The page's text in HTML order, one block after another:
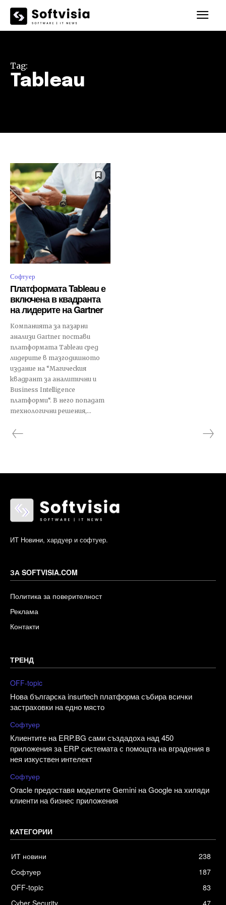
Tag:
Tableau
Софтуер
Платформата Tableau е
включена в квадранта
на лидерите на Gartner
Компанията за пазарни
анализи Gartner постави
платформата Tableau сред
лидерите в тазгодишното
издание на “Магическия
квадрант за аналитични и
Business Intelligence
платформи“. В него попадат
технологични решения,...
ИТ Новини, хардуер и софтуер.
ЗА SOFTVISIA.COM
Политика за поверителност
Реклама
Контакти
ТРЕНД
OFF-topic
Нова българска insurtech платформа събира всички
застраховки на едно място
Софтуер
Клиентите на ERP.BG сами създадоха над 450
приложения за ERP системата с помощта на вградения в
нея изкуствен интелект
Софтуер
Oracle предоставя моделите Gemini на Google на хиляди
клиенти на бизнес приложения
КАТЕГОРИИ
ИТ новини
238
Софтуер
187
OFF-topic
83
Cyber Security
47